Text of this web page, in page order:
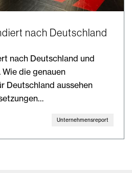
nach Deutschland
nach Deutschland und
die genauen
Deutschland aussehen
Unternehmensreport